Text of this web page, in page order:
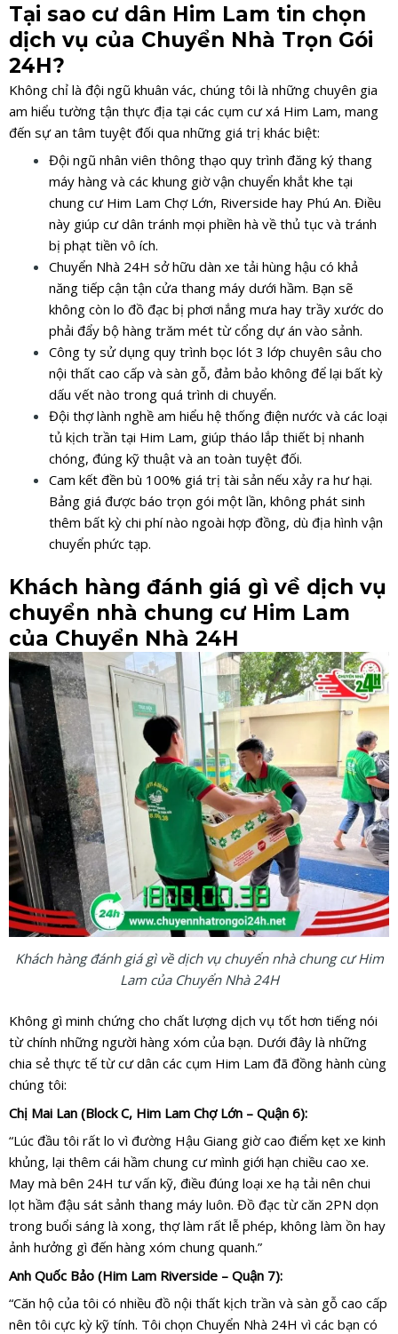
Tại sao cư dân Him Lam tin chọn
dịch vụ của Chuyển Nhà Trọn Gói
24H?
Không chỉ là đội ngũ khuân vác, chúng tôi là những chuyên gia
am hiểu tường tận thực địa tại các cụm cư xá Him Lam, mang
đến sự an tâm tuyệt đối qua những giá trị khác biệt:
Đội ngũ nhân viên thông thạo quy trình đăng ký thang
máy hàng và các khung giờ vận chuyển khắt khe tại
chung cư Him Lam Chợ Lớn, Riverside hay Phú An. Điều
này giúp cư dân tránh mọi phiền hà về thủ tục và tránh
bị phạt tiền vô ích.
Chuyển Nhà 24H sở hữu dàn xe tải hùng hậu có khả
năng tiếp cận tận cửa thang máy dưới hầm. Bạn sẽ
không còn lo đồ đạc bị phơi nắng mưa hay trầy xước do
phải đẩy bộ hàng trăm mét từ cổng dự án vào sảnh.
Công ty sử dụng quy trình bọc lót 3 lớp chuyên sâu cho
nội thất cao cấp và sàn gỗ, đảm bảo không để lại bất kỳ
dấu vết nào trong quá trình di chuyển.
Đội thợ lành nghề am hiểu hệ thống điện nước và các loại
tủ kịch trần tại Him Lam, giúp tháo lắp thiết bị nhanh
chóng, đúng kỹ thuật và an toàn tuyệt đối.
Cam kết đền bù 100% giá trị tài sản nếu xảy ra hư hại.
Bảng giá được báo trọn gói một lần, không phát sinh
thêm bất kỳ chi phí nào ngoài hợp đồng, dù địa hình vận
chuyển phức tạp.
Khách hàng đánh giá gì về dịch vụ
chuyển nhà chung cư Him Lam
của Chuyển Nhà 24H
Khách hàng đánh giá gì về dịch vụ chuyển nhà chung cư Him
Lam của Chuyển Nhà 24H
Không gì minh chứng cho chất lượng dịch vụ tốt hơn tiếng nói
từ chính những người hàng xóm của bạn. Dưới đây là những
chia sẻ thực tế từ cư dân các cụm Him Lam đã đồng hành cùng
chúng tôi:
Chị Mai Lan (Block C, Him Lam Chợ Lớn – Quận 6):
“Lúc đầu tôi rất lo vì đường Hậu Giang giờ cao điểm kẹt xe kinh
khủng, lại thêm cái hầm chung cư mình giới hạn chiều cao xe.
May mà bên 24H tư vấn kỹ, điều đúng loại xe hạ tải nên chui
lọt hầm đậu sát sảnh thang máy luôn. Đồ đạc từ căn 2PN dọn
trong buổi sáng là xong, thợ làm rất lễ phép, không làm ồn hay
ảnh hưởng gì đến hàng xóm chung quanh.”
Anh Quốc Bảo (Him Lam Riverside – Quận 7):
“Căn hộ của tôi có nhiều đồ nội thất kịch trần và sàn gỗ cao cấp
nên tôi cực kỳ kỹ tính. Tôi chọn Chuyển Nhà 24H vì các bạn có